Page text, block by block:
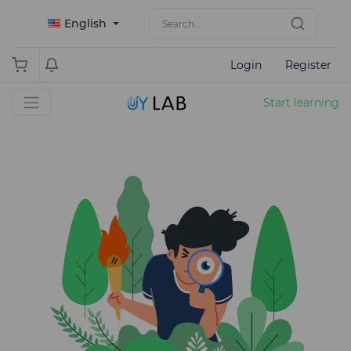
English
Login Register
Start learning